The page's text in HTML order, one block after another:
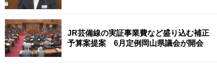
JR芸備線の実証事業費など盛り込む補正
予算案提案 6月定例岡山県議会が開会